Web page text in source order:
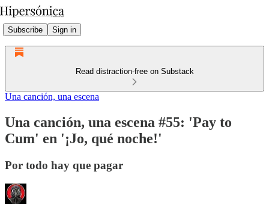
Subscribe Sign in
Read distraction-free on Substack
Una canción, una escena
Una canción, una escena #55: 'Pay to
Cum' en '¡Jo, qué noche!'
Por todo hay que pagar